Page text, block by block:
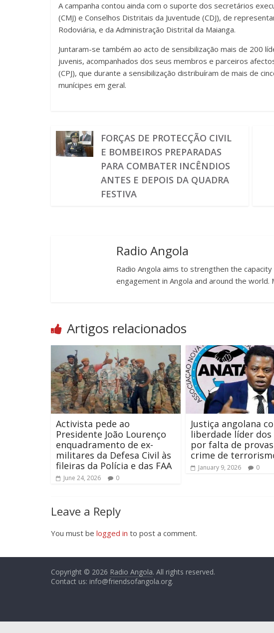
A campanha contou ainda com o suporte dos secretários
(CMJ) e Conselhos Distritais da Juventude (CDJ), de
Rodoviária, e da Administração Distrital da Maianga.
Juntaram-se também ao acto de sensibilização mais de 200
juvenis, acompanhados dos seus membros e parceiros
(CPJ), que durante a sensibilização distribuíram de mais de
munícipes em geral.
FORÇAS DE PROTECÇÃO CIVIL
E BOMBEIROS PREPARADAS
PARA COMBATER INCÊNDIOS
ANTES E DEPOIS DA QUADRA
FESTIVA
Radio Angola
Radio Angola aims to strengthen the
engagement in Angola and around the
Artigos relacionados
Activista pede ao
Presidente João Lourenço
enquadramento de ex-
militares da Defesa Civil às
fileiras da Polícia e das FAA
June 24, 2026 0
Justiça angolana
liberdade líder
por falta de
crime de
January 9, 2026 0
Leave a Reply
You must be logged in to post a comment.
Copyright © 2026 Radio Angola. All rights reserved.
Contact us: info@friendsofangola.org.